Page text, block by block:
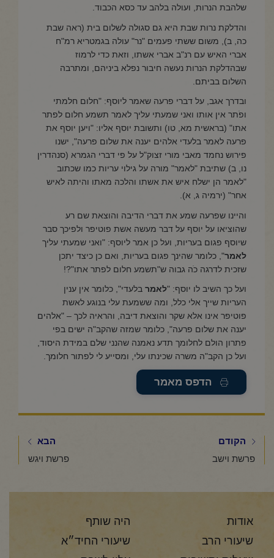
שלהבת הנרות, ועולה בלהב עד כסא הכבוד.
והדלקת נרות שבת היא גם סגולה לשלום בית (ראה שבת
כה, ב), משום ששתי פעמים "נר" עולה בגמטריא רמ"ח
אברי האיש עם רנ"ב אברי אשתו, וזאת כדי לרמוז
שבהדלקת הנרות נעשה חיבור נפלא ביניהם, ומתרבה
השלום בביתם.
ובדרך אגב, על דברי פרעה שאמר ליוסף: "חלום חלמתי
ופֹתר אין אותו ואני שמעתי עליך לאמר תשמע חלום לפתר
אתו" (בראשית מא, טו) ותשובת יוסף אליו: "ויען יוסף את
פרעה לאמר בלעדי אלהים יענה את שלום פרעה", ישנו
פירוש נחמד מאבי מורי זצוק"ל על פי דברי הגמרא (סנהדרין
נו, ב) שתיבת "לאמר" מורה על גילוי עריות כמו שכתוב
"לאמר הן ישלח איש את אשתו והלכה מאתו והיתה לאיש
אחר" (ירמיה ג, א).
והיינו שפרעה שמע את דברי הדיבה והוצאת שם רע
שהוציאו על יוסף על דבר מעשה אשת פוטיפר ולפיכך סבר
שיוסף פגום בעריות, ועל כן אמר ליוסף: "ואני שמעתי עליך
לאמר", כלומר שהינך פגום בעריות, ואם כן כיצד יתכן
שזכית לדרגה כֹה גבוה ש"תשמע חלום לפתר אתו"?!
ועל כך השיב לו יוסף: "לאמר בלעדי", כלומר אין ענין
העריות שייך אלי כלל, ומה ששמעת עלי בנוגע לאשת
פוטיפר אינו אלא שקר והוצאת דיבה, והראיה לכך – "אלהים
יענה את שלום פרעה", כלומר שמזה שהקב"ה ישים בפי
פתרון הולם לחלומך תדע נאמנה שהנני שלם במידת היסוד,
ועל כן הקב"ה משרה שכינתו עלי, ומסייע לי לפתור חלומך.
הדפס מאמר
הקודם
פרשת וישב
הבא
פרשת ויגש
אודות
היה שותף
שיעורי הרב
שיעורי החיד״א